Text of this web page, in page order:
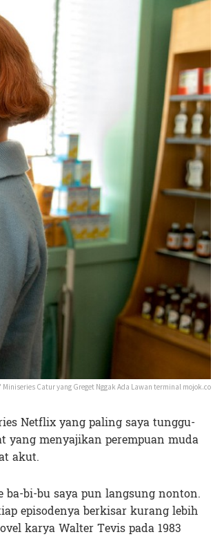
Miniseries Catur yang Greget Nggak Ada Lawan terminal mojok.co
Netflix yang paling saya tunggu-
yang menyajikan perempuan muda
akut.
bi-bu saya pun langsung nonton.
episodenya berkisar kurang lebih
karya Walter Tevis pada 1983